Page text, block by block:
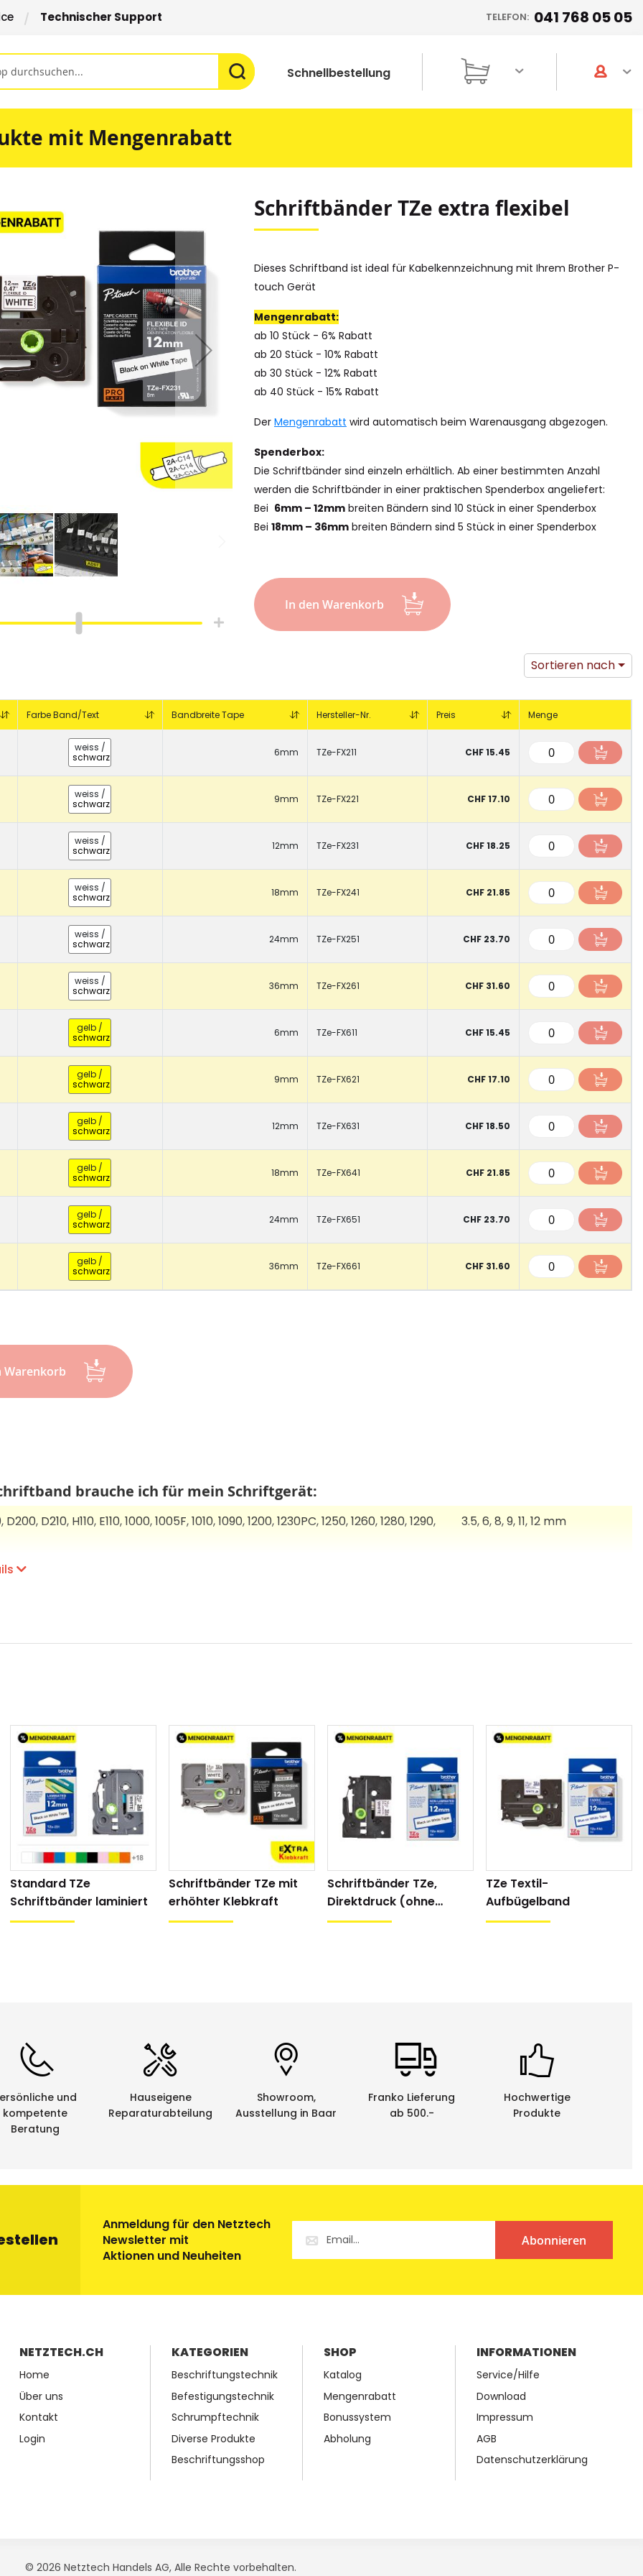
Technischer Support TELEFON: 041 768 05 05
Schnellbestellung
Schrumpfschlauch
(2:1)
mit Mengenrabatt
Schriftbänder TZe extra flexibel
Dieses Schriftband ist ideal für Kabelkennzeichnung mit Ihrem Brother P-
touch Gerät
Mengenrabatt:
ab 10 Stück - 6% Rabatt
ab 20 Stück - 10% Rabatt
ab 30 Stück - 12% Rabatt
ab 40 Stück - 15% Rabatt
Der Mengenrabatt wird automatisch beim Warenausgang abgezogen.
Spenderbox:
Die Schriftbänder sind einzeln erhältlich. Ab einer bestimmten Anzahl
werden die Schriftbänder in einer praktischen Spenderbox angeliefert:
Bei 6mm – 12mmbreiten Bändern sind 10 Stück in einer Spenderbox
Bei 18mm – 36mmbreiten Bändern sind 5 Stück in einer Spenderbox
In den Warenkorb
Sortieren nach
Farbe Band/Text Bandbreite Tape Hersteller-Nr. Preis Menge
weiss /
schwarz
6mm TZe-FX211 CHF 15.45
weiss /
schwarz
9mm TZe-FX221 CHF 17.10
weiss /
schwarz
12mm TZe-FX231 CHF 18.25
weiss /
schwarz
18mm TZe-FX241 CHF 21.85
weiss /
schwarz
24mm TZe-FX251 CHF 23.70
weiss /
schwarz
36mm TZe-FX261 CHF 31.60
gelb /
schwarz
6mm TZe-FX611 CHF 15.45
gelb /
schwarz
9mm TZe-FX621 CHF 17.10
gelb /
schwarz
12mm TZe-FX631 CHF 18.50
gelb /
schwarz
18mm TZe-FX641 CHF 21.85
gelb /
schwarz
24mm TZe-FX651 CHF 23.70
gelb /
schwarz
36mm TZe-FX661 CHF 31.60
Warenkorb
brauche ich für mein Schriftgerät:
D210, H110, E110, 1000, 1005F, 1010, 1090, 1200, 1230PC, 1250, 1260, 1280, 1290,
3.5, 6, 8, 9, 11, 12 mm
300, E300, P300BT, 310, 340, D400, D410, D450, D460BT, 1800, 1830, 1850,
von Brother wurde speziell für die dauerhafte Kabelkennzeichnung entwickelt und eignet sich für das
von dünnen Radien und harten Kanten (bspw. Leitungskabel).
m
Hinterbanddruck (laminiert)
sehr gut
sehr gut
Beständigkeit: sehr gut
Standard TZe
Schriftbänder laminiert
Schriftbänder TZe mit
erhöhter Klebkraft
Schriftbänder TZe,
Direktdruck (ohne
Laminatfolie)
TZe Textil-
Aufbügelband
und
kompetente
Beratung
Hauseigene
Reparaturabteilung
Showroom,
Ausstellung in Baar
Franko Lieferung
ab 500.-
Hochwertige
Produkte
Anmeldung für den Netztech
Newsletter mit
Aktionen und Neuheiten
Abonnieren
NETZTECH.CH
Home
Über uns
Kontakt
Login
KATEGORIEN
Beschriftungstechnik
Befestigungstechnik
Schrumpftechnik
Diverse Produkte
Beschriftungsshop
SHOP
Katalog
Mengenrabatt
Bonussystem
Abholung
INFORMATIONEN
Service/Hilfe
Download
Impressum
AGB
Datenschutzerklärung
© 2026 Netztech Handels AG, Alle Rechte vorbehalten.